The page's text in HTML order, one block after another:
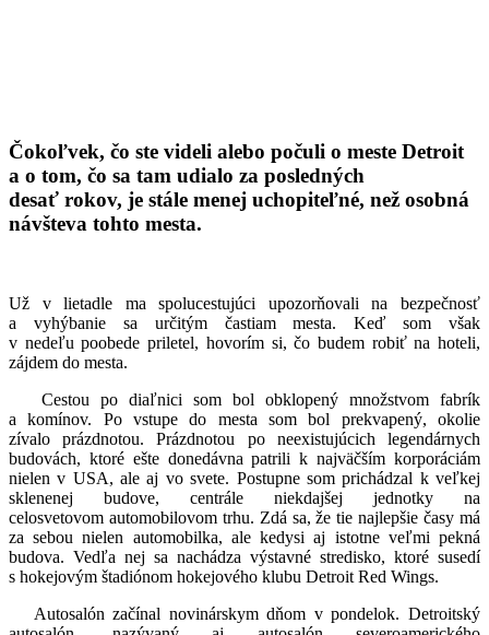
Čokoľvek, čo ste videli alebo počuli o meste Detroit
a o tom, čo sa tam udialo za posledných
desať rokov, je stále menej uchopiteľné, než osobná
návšteva tohto mesta.
Už v lietadle ma spolucestujúci upozorňovali na bezpečnosť
a vyhýbanie sa určitým častiam mesta. Keď som však
v nedeľu poobede priletel, hovorím si, čo budem robiť na hoteli,
zájdem do mesta.
Cestou po diaľnici som bol obklopený množstvom fabrík
a komínov. Po vstupe do mesta som bol prekvapený, okolie
zívalo prázdnotou. Prázdnotou po neexistujúcich legendárnych
budovách, ktoré ešte donedávna patrili k najväčším korporáciám
nielen v USA, ale aj vo svete. Postupne som prichádzal k veľkej
sklenenej budove, centrále niekdajšej jednotky na
celosvetovom automobilovom trhu. Zdá sa, že tie najlepšie časy má
za sebou nielen automobilka, ale kedysi aj istotne veľmi pekná
budova. Vedľa nej sa nachádza výstavné stredisko, ktoré susedí
s hokejovým štadiónom hokejového klubu Detroit Red Wings.
Autosalón začínal novinárskym dňom v pondelok. Detroitský